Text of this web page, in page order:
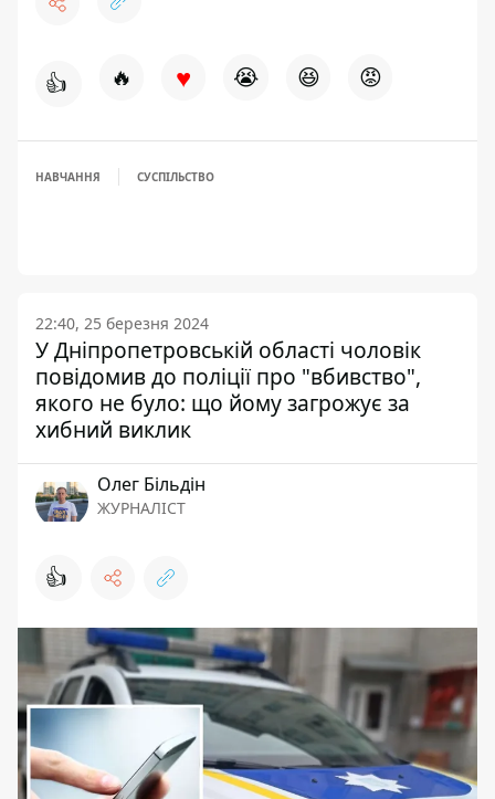
👍 🔥 ♥ 😭 😆 😡
НАВЧАННЯ СУСПІЛЬСТВО
22:40, 25 березня 2024
У Дніпропетровській області чоловік
повідомив до поліції про "вбивство",
якого не було: що йому загрожує за
хибний виклик
Олег Більдін
ЖУРНАЛІСТ
👍